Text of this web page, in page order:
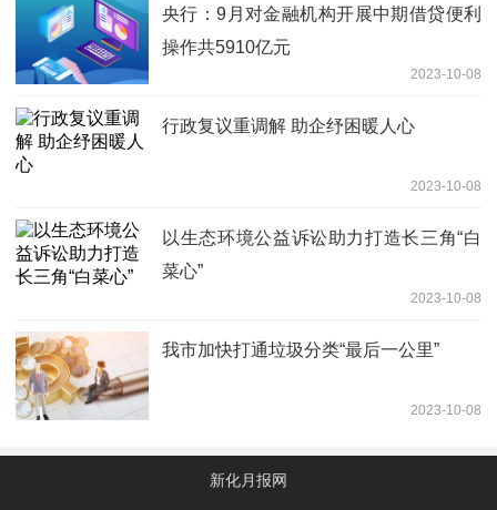
央行：9月对金融机构开展中期借贷便利
操作共5910亿元
2023-10-08
行政复议重调解 助企纾困暖人心
2023-10-08
以生态环境公益诉讼助力打造长三角“白
菜心”
2023-10-08
我市加快打通垃圾分类“最后一公里”
2023-10-08
新化月报网